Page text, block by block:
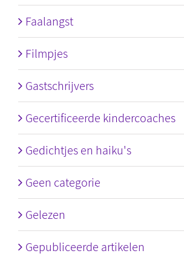
Faalangst
Filmpjes
Gastschrijvers
Gecertificeerde kindercoaches
Gedichtjes en haiku's
Geen categorie
Gelezen
Gepubliceerde artikelen